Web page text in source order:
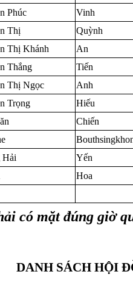
Phúc Vinh
Thị Quỳnh
Thị Khánh An
Thắng Tiến
Thị Ngọc Anh
Trọng Hiếu
Chiến
Hải Yến
Hoa
có mặt đúng giờ
DANH SÁCH HỘI